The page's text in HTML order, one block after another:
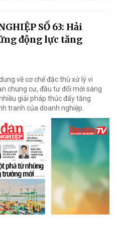
SỐ 63: Hải
động lực tăng
về cơ chế đặc thù xử lý vi
chung cư, đầu tư đổi mới sáng
giải pháp thúc đẩy tăng
tranh của doanh nghiệp.